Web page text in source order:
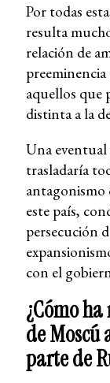
Por todas
resulta
relación de
aquellos que
distinta a la
Una eventual
trasladaría
antagonismo
este país,
persecución
con el
¿Cómo
de Moscú
parte de